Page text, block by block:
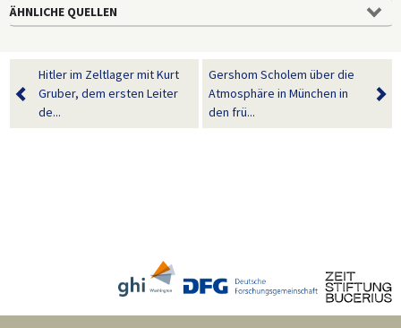
ÄHNLICHE QUELLEN
Hitler im Zeltlager mit Kurt
Gruber, dem ersten Leiter
de...
Gershom Scholem über die
Atmosphäre in München in
den frü...